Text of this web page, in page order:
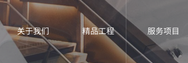
关于我们 精品工程 服务项目